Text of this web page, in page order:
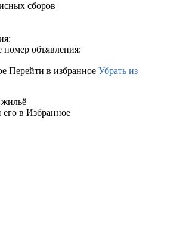
сборов
номер объявления:
Перейти в избранное Убрать из
жильё
его в Избранное